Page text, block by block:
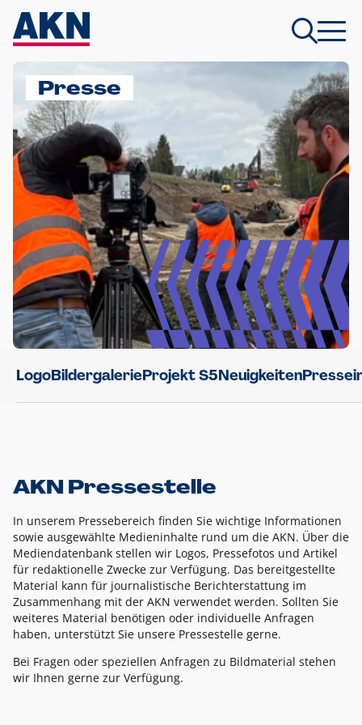
Presse
LogoBildergalerieProjekt S5Neuigkeiten
AKN Pressestelle
In unserem Pressebereich finden Sie wichtige Informationen
sowie ausgewählte Medieninhalte rund um die AKN. Über die
Mediendatenbank stellen wir Logos, Pressefotos und Artikel
für redaktionelle Zwecke zur Verfügung. Das bereitgestellte
Material kann für journalistische Berichterstattung im
Zusammenhang mit der AKN verwendet werden. Sollten Sie
weiteres Material benötigen oder individuelle Anfragen
haben, unterstützt Sie unsere Pressestelle gerne.
Bei Fragen oder speziellen Anfragen zu Bildmaterial stehen
wir Ihnen gerne zur Verfügung.